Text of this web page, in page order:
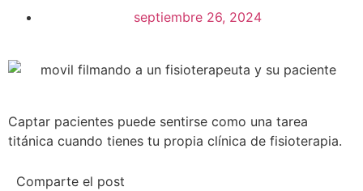
septiembre 26, 2024
Captar pacientes puede sentirse como una tarea
titánica cuando tienes tu propia clínica de fisioterapia.
Comparte el post